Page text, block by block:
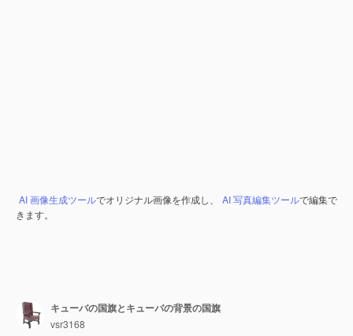
AI 画像生成ツールでオリジナル画像を作成し、 AI 写真編集ツールで編集で
きます。
キューバの国旗とキューバの背景の国旗
vsr3168